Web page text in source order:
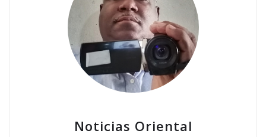
Noticias Oriental